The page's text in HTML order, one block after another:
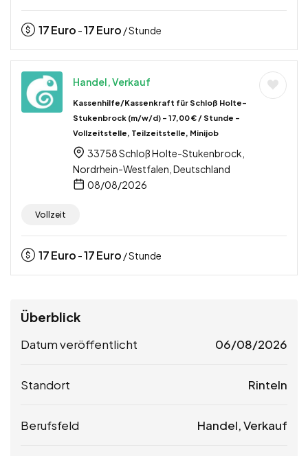
17Euro -17Euro / Stunde
Handel, Verkauf
Kassenhilfe/Kassenkraft für Schloß Holte-
Stukenbrock (m/w/d) – 17,00 € / Stunde –
Vollzeitstelle, Teilzeitstelle, Minijob
33758 Schloß Holte-Stukenbrock,
Nordrhein-Westfalen, Deutschland
08/08/2026
Vollzeit
17Euro -17Euro / Stunde
Überblick
Datum veröffentlicht 06/08/2026
Standort Rinteln
Berufsfeld Handel, Verkauf